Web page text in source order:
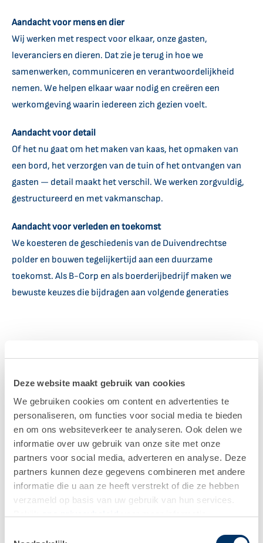
Deze website maakt gebruik van cookies
We gebruiken cookies om content en advertenties te
personaliseren, om functies voor social media te bieden
en om ons websiteverkeer te analyseren. Ook delen we
informatie over uw gebruik van onze site met onze
partners voor social media, adverteren en analyse. Deze
partners kunnen deze gegevens combineren met andere
informatie die u aan ze heeft verstrekt of die ze hebben
verzameld op basis van uw gebruik van hun services.
Aandacht voor mens en dier
Wij werken met respect voor elkaar, onze gasten,
leveranciers en dieren. Dat zie je terug in hoe we
samenwerken, communiceren en verantwoordelijkheid
nemen. We helpen elkaar waar nodig en creëren een
werkomgeving waarin iedereen zich gezien voelt.
Aandacht voor detail
Of het nu gaat om het maken van kaas, het opmaken van
een bord, het verzorgen van de tuin of het ontvangen van
gasten — detail maakt het verschil. We werken zorgvuldig,
gestructureerd en met vakmanschap.
Aandacht voor verleden en toekomst
We koesteren de geschiedenis van de Duivendrechtse
polder en bouwen tegelijkertijd aan een duurzame
toekomst. Als B-Corp en als boerderijbedrijf maken we
bewuste keuzes die bijdragen aan volgende generaties
“Van tuin tot
bord zie je hier